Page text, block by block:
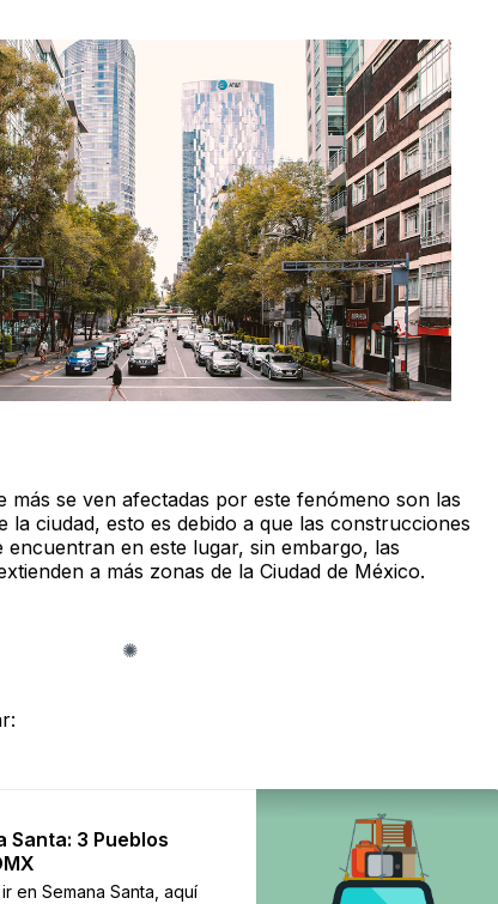
más se ven afectadas por este fenómeno son las
la ciudad, esto es debido a que las construcciones
encuentran en este lugar, sin embargo, las
a más zonas de la Ciudad de México.
Santa: 3 Pueblos
en Semana Santa, aquí